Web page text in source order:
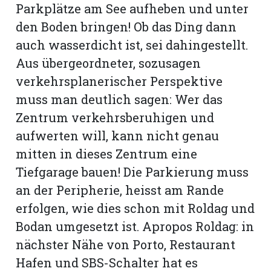
App
offizielle
Mitteilungen
Parkplätze am See aufheben und unter
den Boden bringen! Ob das Ding dann
auch wasserdicht ist, sei dahingestellt.
Aus übergeordneter, sozusagen
verkehrsplanerischer Perspektive
muss man deutlich sagen: Wer das
Zentrum verkehrsberuhigen und
aufwerten will, kann nicht genau
mitten in dieses Zentrum eine
Tiefgarage bauen! Die Parkierung muss
an der Peripherie, heisst am Rande
erfolgen, wie dies schon mit Roldag und
Bodan umgesetzt ist. Apropos Roldag: in
nächster Nähe von Porto, Restaurant
Hafen und SBS-Schalter hat es